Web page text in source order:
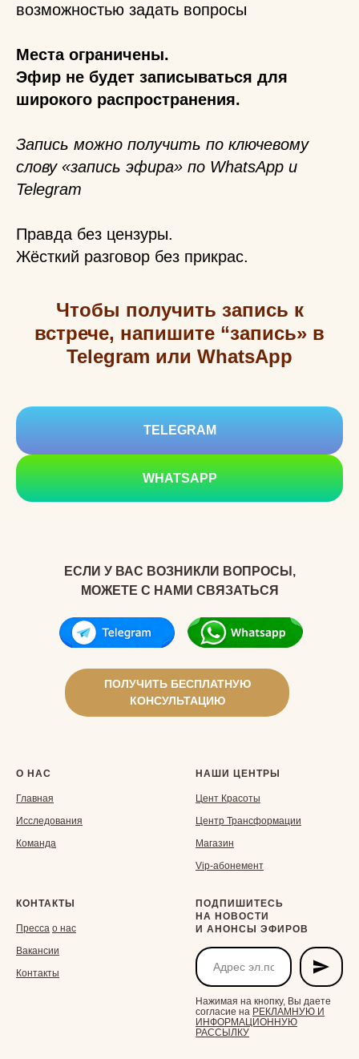
возможностью задать вопросы
Места ограничены.
Эфир не будет записываться для
широкого распространения.
Запись можно получить по ключевому
слову «запись эфира» по WhatsApp и
Telegram
Правда без цензуры.
Жёсткий разговор без прикрас.
Чтобы получить запись к
встрече, напишите “запись» в
Telegram или WhatsApp
TELEGRAM
WHATSAPP
ЕСЛИ У ВАС ВОЗНИКЛИ ВОПРОСЫ,
МОЖЕТЕ С НАМИ СВЯЗАТЬСЯ
ПОЛУЧИТЬ БЕСПЛАТНУЮ
КОНСУЛЬТАЦИЮ
О НАС
Главная
Исследования
Команда
НАШИ ЦЕНТРЫ
Цент Красоты
Центр Трансформации
Магазин
Vip-aбонемент
КОНТАКТЫ
Пресса о нас
Вакансии
Контакты
ПОДПИШИТЕСЬ
НА НОВОСТИ
И АНОНСЫ ЭФИРОВ
Нажимая на кнопку, Вы даете
согласие на РЕКЛАМНУЮ И
ИНФОРМАЦИОННУЮ
РАССЫЛКУ